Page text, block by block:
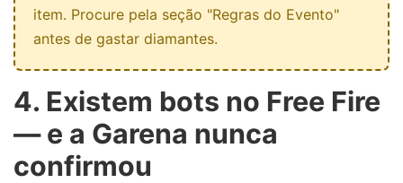
item. Procure pela seção "Regras do Evento"
antes de gastar diamantes.
4. Existem bots no Free Fire
— e a Garena nunca
confirmou